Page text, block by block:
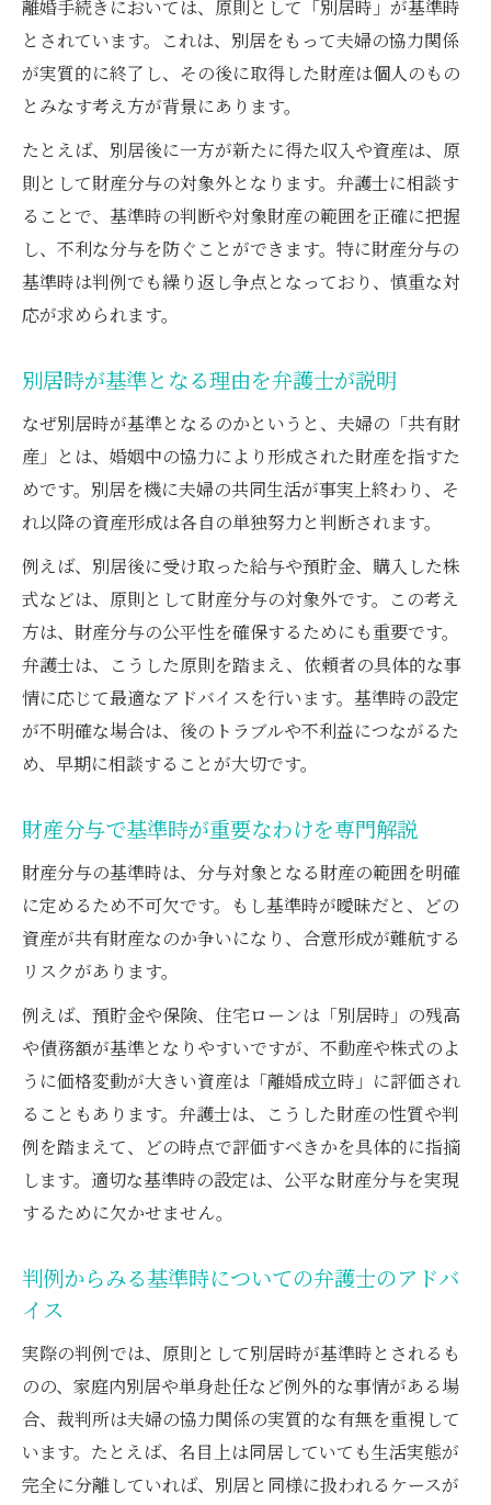
明
預貯金や保険の評価時と弁護士の対応策
評価時の異なる財産を弁護士が適正分与へ
家庭内別居など例外事情の注意点
家庭内別居の財産分与で弁護士が注意する
点
弁護士が解説する基準時の例外とその実態
同居繰り返しや単身赴任時
例外的事情が基準時に及ぼす影響と弁護士
弁護士による財産分与例外対応のポイント
弁護士が解説する不動産分与の評価時基準
株式や変動資産の評価時を弁護士が整理
財産分与で弁護士が重視する価格変動リス
判例を踏まえた弁護士の不動産分与戦略
弁護士に相談する株式基準時の選定方法
離婚手続きにおいては、原則として「別居時」が基準時
とされています。これは、別居をもって夫婦の協力関係
が実質的に終了し、その後に取得した財産は個人のもの
とみなす考え方が背景にあります。
たとえば、別居後に一方が新たに得た収入や資産は、原
則として財産分与の対象外となります。弁護士に相談す
ることで、基準時の判断や対象財産の範囲を正確に把握
し、不利な分与を防ぐことができます。特に財産分与の
基準時は判例でも繰り返し争点となっており、慎重な対
応が求められます。
別居時が基準となる理由を弁護士が説明
なぜ別居時が基準となるのかというと、夫婦の「共有財
産」とは、婚姻中の協力により形成された財産を指すた
めです。別居を機に夫婦の共同生活が事実上終わり、そ
れ以降の資産形成は各自の単独努力と判断されます。
例えば、別居後に受け取った給与や預貯金、購入した株
式などは、原則として財産分与の対象外です。この考え
方は、財産分与の公平性を確保するためにも重要です。
弁護士は、こうした原則を踏まえ、依頼者の具体的な事
情に応じて最適なアドバイスを行います。基準時の設定
が不明確な場合は、後のトラブルや不利益につながるた
め、早期に相談することが大切です。
財産分与で基準時が重要なわけを専門解説
財産分与の基準時は、分与対象となる財産の範囲を明確
に定めるため不可欠です。もし基準時が曖昧だと、どの
資産が共有財産なのか争いになり、合意形成が難航する
リスクがあります。
例えば、預貯金や保険、住宅ローンは「別居時」の残高
や債務額が基準となりやすいですが、不動産や株式のよ
うに価格変動が大きい資産は「離婚成立時」に評価され
ることもあります。弁護士は、こうした財産の性質や判
例を踏まえて、どの時点で評価すべきかを具体的に指摘
します。適切な基準時の設定は、公平な財産分与を実現
するために欠かせません。
判例からみる基準時についての弁護士のアドバ
イス
実際の判例では、原則として別居時が基準時とされるも
のの、家庭内別居や単身赴任など例外的な事情がある場
合、裁判所は夫婦の協力関係の実質的な有無を重視して
います。たとえば、名目上は同居していても生活実態が
完全に分離していれば、別居と同様に扱われるケースが